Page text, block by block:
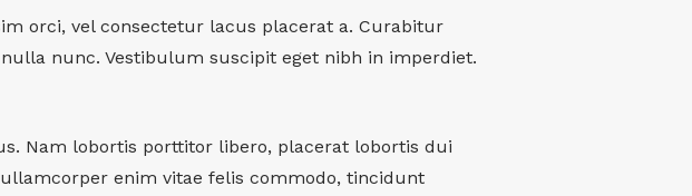
orci, vel consectetur lacus placerat a. Curabitur
nunc. Vestibulum suscipit eget nibh in imperdiet.
Nam lobortis porttitor libero, placerat lobortis dui
enim vitae felis commodo, tincidunt